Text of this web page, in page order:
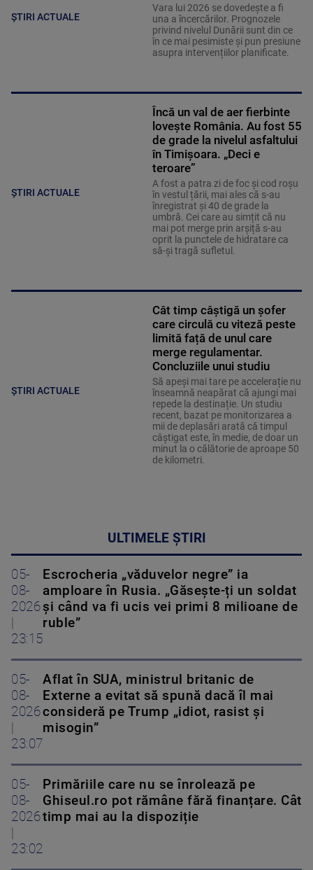
ȘTIRI ACTUALE
Vara lui 2026 se dovedește a fi
una a încercărilor. Prognozele
privind nivelul Dunării sunt din ce
în ce mai pesimiste și pun presiune
asupra intervențiilor planificate.
ȘTIRI ACTUALE
Încă un val de aer fierbinte
lovește România. Au fost 55
de grade la nivelul asfaltului
în Timișoara. „Deci e
teroare”
A fost a patra zi de foc și cod roșu
în vestul țării, mai ales că s-au
înregistrat și 40 de grade la
umbră. Cei care au simțit că nu
mai pot merge prin arșiță s-au
oprit la punctele de hidratare ca
să-și tragă sufletul.
ȘTIRI ACTUALE
Cât timp câștigă un șofer
care circulă cu viteză peste
limită față de unul care
merge regulamentar.
Concluziile unui studiu
Să apeși mai tare pe accelerație nu
înseamnă neapărat că ajungi mai
repede la destinație. Un studiu
recent, bazat pe monitorizarea a
mii de deplasări arată că timpul
câștigat este, în medie, de doar un
minut la o călătorie de aproape 50
de kilometri.
ULTIMELE ȘTIRI
05-
08-
2026
23:15
Escrocheria „văduvelor negre” ia
amploare în Rusia. „Găsește-ți un soldat
și când va fi ucis vei primi 8 milioane de
ruble”
05-
08-
2026
23:07
Aflat în SUA, ministrul britanic de
Externe a evitat să spună dacă îl mai
consideră pe Trump „idiot, rasist și
misogin”
05-
08-
2026
23:02
Primăriile care nu se înrolează pe
Ghiseul.ro pot rămâne fără finanțare. Cât
timp mai au la dispoziție